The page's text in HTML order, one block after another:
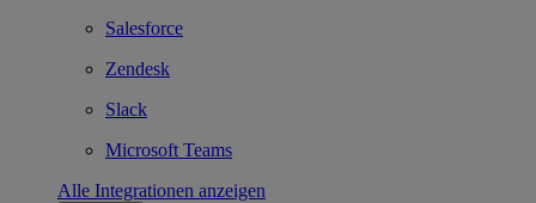
Salesforce
Zendesk
Slack
Microsoft Teams
Alle Integrationen anzeigen